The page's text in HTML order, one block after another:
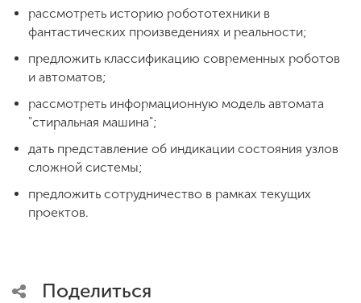
образовательной
организации
комиссия
+7 (831) 262-26-20
рассмотреть историю робототехники в
фантастических произведениях и реальности;
предложить классификацию современных роботов
и автоматов;
рассмотреть информационную модель автомата
"стиральная машина";
дать представление об индикации состояния узлов
сложной системы;
предложить сотрудничество в рамках текущих
проектов.
Поделиться